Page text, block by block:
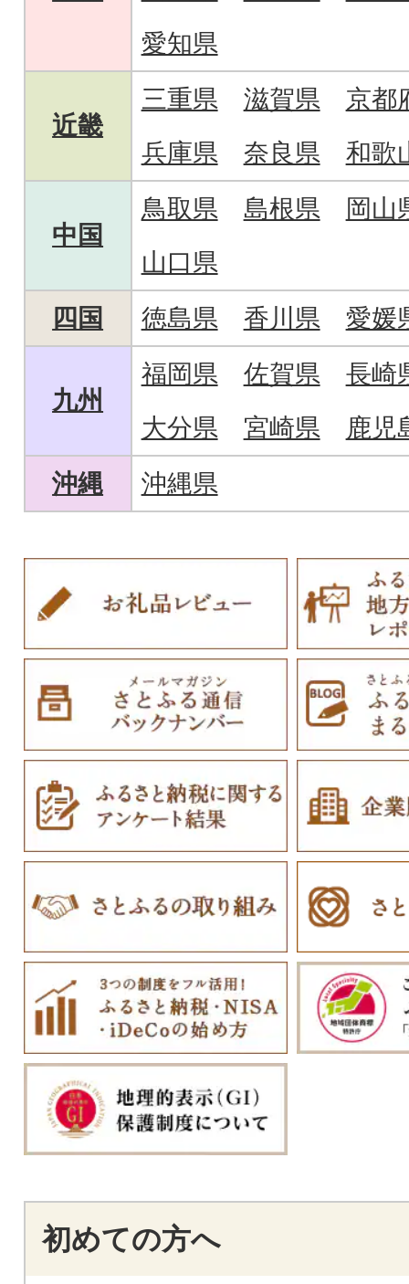
愛知県
近畿
三重県 滋賀県
京都
兵庫県
奈良県 和歌
中国
鳥取県 島根県
岡山
山口県
四国
徳島県 香川県 愛媛
九州
福岡県 佐賀県
長崎
大分県
宮崎県
鹿児
沖縄
沖縄県
初めての方へ